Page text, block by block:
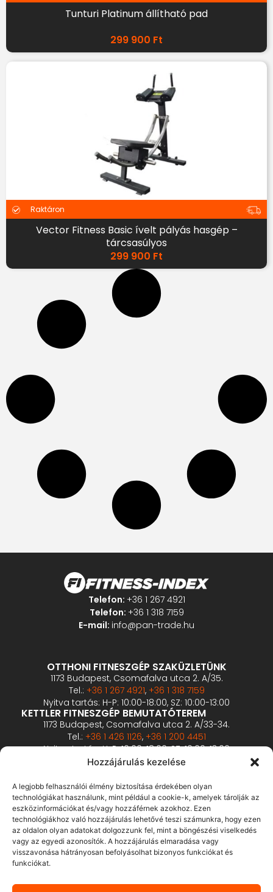
Hozzájárulás kezelése
A legjobb felhasználói élmény biztosítása érdekében olyan
technológiákat használunk, mint például a cookie-k, amelyek tárolják az
eszközinformációkat és/vagy hozzáférnek azokhoz. Ezen
technológiákhoz való hozzájárulás lehetővé teszi számunkra, hogy ezen
az oldalon olyan adatokat dolgozzunk fel, mint a böngészési viselkedés
vagy az egyedi azonosítók. A hozzájárulás elmaradása vagy
visszavonása hátrányosan befolyásolhat bizonyos funkciókat és
funkciókat.
Tunturi Platinum állítható pad
299 900 Ft
Raktáron
Vector Fitness Basic ívelt pályás hasgép –
tárcsasúlyos
299 900 Ft
Telefon: +36 1 267 4921
Telefon: +36 1 318 7159
E-mail: info@pan-trade.hu
OTTHONI FITNESZGÉP SZAKÜZLETÜNK
1173 Budapest, Csomafalva utca 2. A/35.
Tel.: +36 1 267 4921, +36 1 318 7159
Nyitva tartás: H-P: 10:00-18:00, SZ: 10:00-13:00
KETTLER FITNESZGÉP BEMUTATÓTEREM
1173 Budapest, Csomafalva utca 2. A/33-34.
Tel.: +36 1 426 1126, +36 1 200 4451
Nyitva tartás: H-P: 10:00-18:00, SZ: 10:00-13:00
PROFESSZIONÁLIS FITNESZGÉP BEMUTATÓTEREM
2360 Gyál, Vállalkozó u. 12.
Tel.: +36 1 900 0657
Nyitva tartás: előzetes bejelentkezés alapján
ÁSZF
Adatvédelmi tájékoztató
Fizetés és szállítás
GY.I.K.